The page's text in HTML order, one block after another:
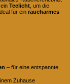
Teelicht , um die
für ein raucharmes
– für eine entspannte
Zuhause